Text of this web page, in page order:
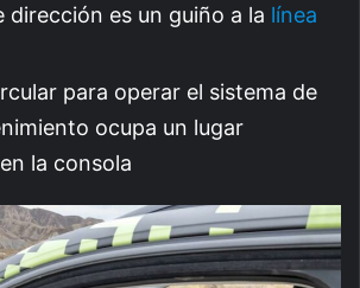
dirección es un guiño a la línea
para operar el sistema de
ocupa un lugar
la consola